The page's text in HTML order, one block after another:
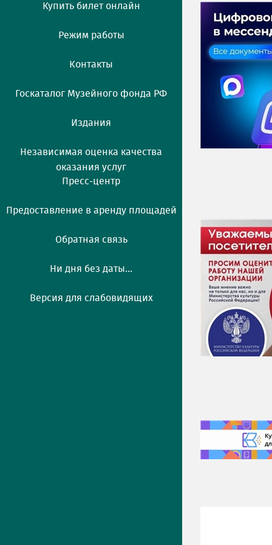
Купить билет онлайн
Режим работы
Контакты
Госкаталог Музейного фонда РФ
Издания
Независимая оценка качества
оказания услуг
Пресс-центр
Предоставление в аренду площадей
Обратная связь
Ни дня без даты...
Версия для слабовидящих